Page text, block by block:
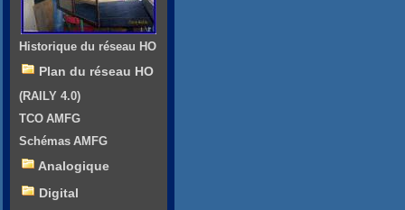
Historique du réseau HO
Plan du réseau HO
(RAILY 4.0)
TCO AMFG
Schémas AMFG
Analogique
Digital